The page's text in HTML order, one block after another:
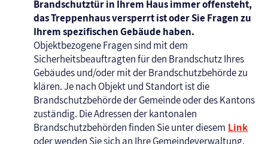
Brandschutztür in Ihrem Haus immer offensteht,
das Treppenhaus versperrt ist oder Sie Fragen zu
Ihrem spezifischen Gebäude haben.
Objektbezogene Fragen sind mit dem
Sicherheitsbeauftragten für den Brandschutz Ihres
Gebäudes und/oder mit der Brandschutzbehörde zu
klären. Je nach Objekt und Standort ist die
Brandschutzbehörde der Gemeinde oder des Kantons
zuständig. Die Adressen der kantonalen
Brandschutzbehörden finden Sie unter diesem Link
oder wenden Sie sich an Ihre Gemeindeverwaltung.